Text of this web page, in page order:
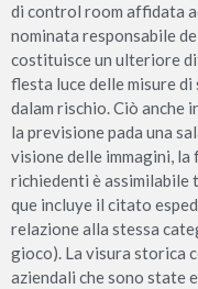
di control room affidata
nominata responsabile
costituisce un ulteriore
flesta luce delle misure
dalam rischio. Ciò anche
la previsione pada una
visione delle immagini,
richiedenti è assimilabile
que incluye il citato
relazione alla stessa
gioco). La visura storica
aziendali che sono state